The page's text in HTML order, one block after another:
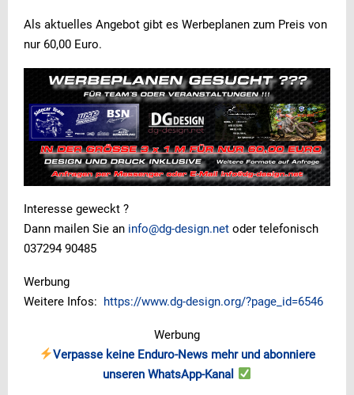
Als aktuelles Angebot gibt es Werbeplanen zum Preis von
nur 60,00 Euro.
Interesse geweckt ?
Dann mailen Sie an info@dg-design.net oder telefonisch
037294 90485
Werbung
Weitere Infos: https://www.dg-design.org/?page_id=6546
Werbung
Verpasse keine Enduro-News mehr und abonniere
unseren WhatsApp-Kanal